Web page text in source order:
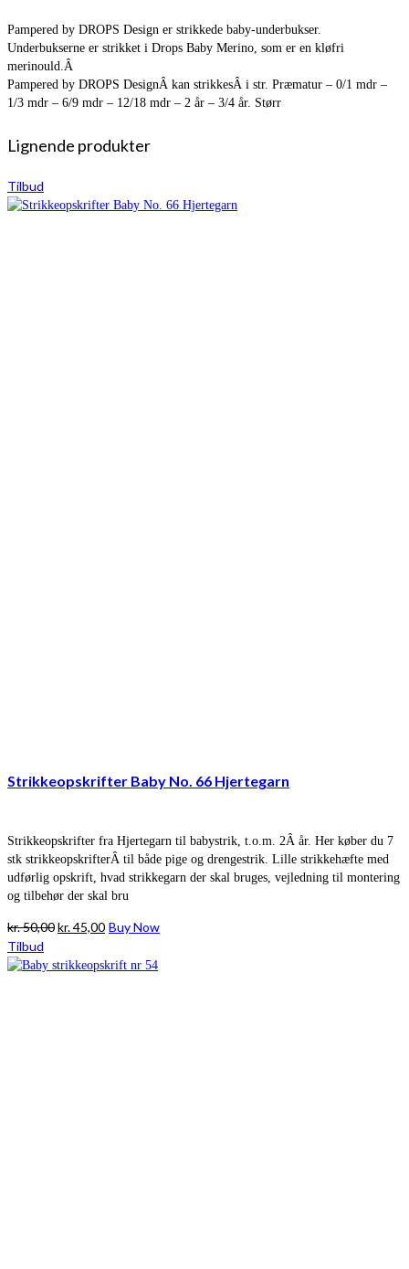
Pampered by DROPS Design er strikkede baby-underbukser.
Underbukserne er strikket i Drops Baby Merino, som er en kløfri
merinould.Â
Pampered by DROPS DesignÂ kan strikkesÂ i str. Præmatur – 0/1 mdr –
1/3 mdr – 6/9 mdr – 12/18 mdr – 2 år – 3/4 år. Størr
Lignende produkter
Tilbud
Strikkeopskrifter Baby No. 66 Hjertegarn
Strikkeopskrifter fra Hjertegarn til babystrik, t.o.m. 2Â år. Her køber du 7
stk strikkeopskrifterÂ til både pige og drengestrik. Lille strikkehæfte med
udførlig opskrift, hvad strikkegarn der skal bruges, vejledning til montering
og tilbehør der skal bru
kr.50,00Den
pris
kr.45,00Den
pris
Buy Now
Tilbud